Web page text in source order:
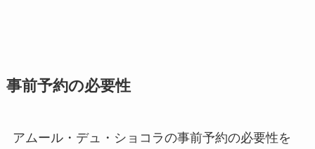
事前予約の必要性
アムール・デュ・ショコラの事前予約の必要性を